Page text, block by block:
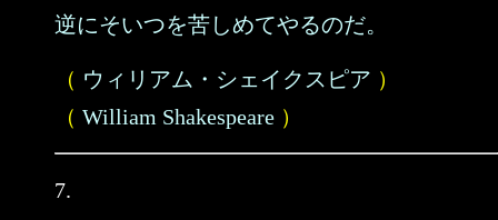
逆にそいつを苦しめてやるのだ。
（ ウィリアム・シェイクスピア ）
（ William Shakespeare ）
7.